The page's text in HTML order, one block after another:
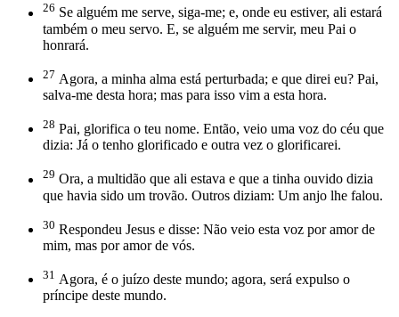
26 Se alguém me serve, siga-me; e, onde eu estiver, ali estará
também o meu servo. E, se alguém me servir, meu Pai o
honrará.
27 Agora, a minha alma está perturbada; e que direi eu? Pai,
salva-me desta hora; mas para isso vim a esta hora.
28 Pai, glorifica o teu nome. Então, veio uma voz do céu que
dizia: Já o tenho glorificado e outra vez o glorificarei.
29 Ora, a multidão que ali estava e que a tinha ouvido dizia
que havia sido um trovão. Outros diziam: Um anjo lhe falou.
30 Respondeu Jesus e disse: Não veio esta voz por amor de
mim, mas por amor de vós.
31 Agora, é o juízo deste mundo; agora, será expulso o
príncipe deste mundo.